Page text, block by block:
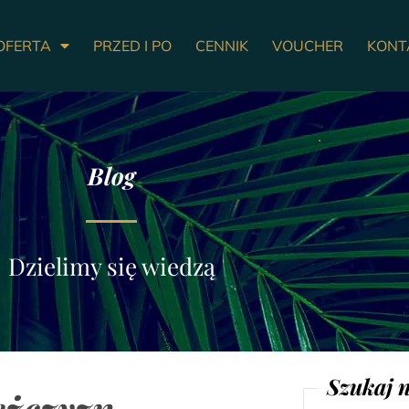
PRZED I PO CENNIK VOUCHER
Blog
Dzielimy się wiedzą
Szukaj